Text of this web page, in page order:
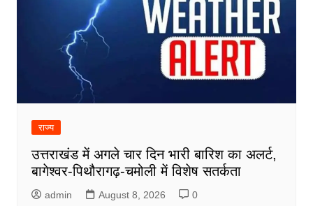
राज्य
उत्तराखंड में अगले चार दिन भारी बारिश का अलर्ट,
बागेश्वर-पिथौरागढ़-चमोली में विशेष सतर्कता
admin August 8, 2026 0